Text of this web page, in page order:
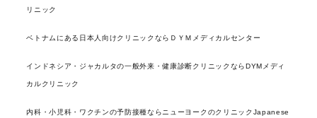
リニック
ベトナムにある日本人向けクリニックならＤＹＭメディカルセンター
インドネシア・ジャカルタの一般外来・健康診断クリニックならDYMメディ
カルクリニック
内科・小児科・ワクチンの予防接種ならニューヨークのクリニックJapanese